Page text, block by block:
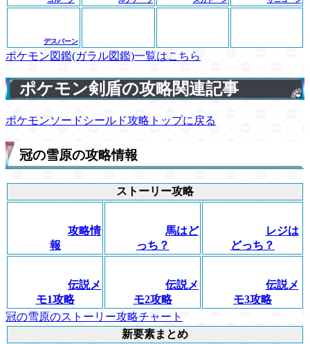
デスバーン
ポケモン図鑑(ガラル図鑑)一覧はこちら
ポケモン剣盾の攻略関連記事
ポケモンソードシールド攻略トップに戻る
冠の雪原の攻略情報
ストーリー攻略
攻略情
報
馬はど
っち？
レジは
どっち？
伝説メ
モ1攻略
伝説メ
モ2攻略
伝説メ
モ3攻略
冠の雪原のストーリー攻略チャート
新要素まとめ